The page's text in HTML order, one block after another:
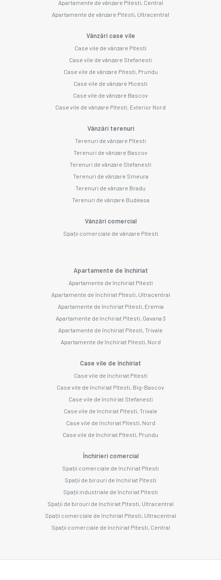
Apartamente de vânzare Pitesti, Central
Apartamente de vânzare Pitesti, Ultracentral
Vânzări case vile
Case vile de vânzare Pitesti
Case vile de vânzare Stefanesti
Case vile de vânzare Pitesti, Prundu
Case vile de vânzare Micesti
Case vile de vânzare Bascov
Case vile de vânzare Pitesti, Exterior Nord
Vânzări terenuri
Terenuri de vânzare Pitesti
Terenuri de vânzare Bascov
Terenuri de vânzare Stefanesti
Terenuri de vânzare Smeura
Terenuri de vânzare Bradu
Terenuri de vânzare Budeasa
Vânzări comercial
Spații comerciale de vânzare Pitesti
Apartamente de închiriat
Apartamente de închiriat Pitesti
Apartamente de închiriat Pitesti, Ultracentral
Apartamente de închiriat Pitesti, Eremia
Apartamente de închiriat Pitesti, Gavana 3
Apartamente de închiriat Pitesti, Trivale
Apartamente de închiriat Pitesti, Nord
Case vile de închiriat
Case vile de închiriat Pitesti
Case vile de închiriat Pitesti, Big-Bascov
Case vile de închiriat Stefanesti
Case vile de închiriat Pitesti, Trivale
Case vile de închiriat Pitesti, Nord
Case vile de închiriat Pitesti, Prundu
Închirieri comercial
Spații comerciale de închiriat Pitesti
Spații de birouri de închiriat Pitesti
Spații industriale de închiriat Pitesti
Spații de birouri de închiriat Pitesti, Ultracentral
Spații comerciale de închiriat Pitesti, Ultracentral
Spații comerciale de închiriat Pitesti, Central